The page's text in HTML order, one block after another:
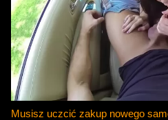
Musisz uczcić zakup nowego